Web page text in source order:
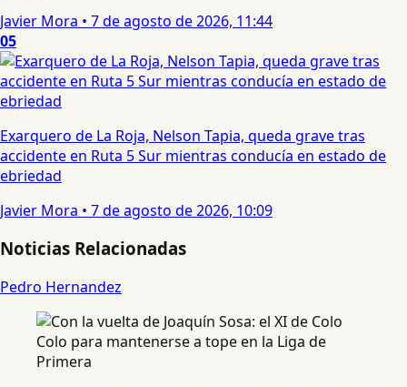
Javier Mora • 7 de agosto de 2026, 11:44
05
Exarquero de La Roja, Nelson Tapia, queda grave tras
accidente en Ruta 5 Sur mientras conducía en estado de
ebriedad
Javier Mora • 7 de agosto de 2026, 10:09
Noticias Relacionadas
Pedro Hernandez